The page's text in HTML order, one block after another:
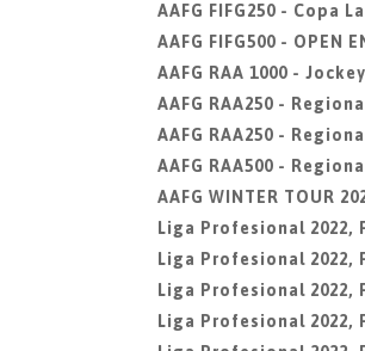
AAFG FIFG250 - Copa
AAFG FIFG500 - OPEN
AAFG RAA 1000 -
AAFG RAA250 -
AAFG RAA250 -
AAFG RAA500 -
AAFG WINTER TOUR
Liga Profesional 2022,
Liga Profesional 2022,
Liga Profesional 2022,
Liga Profesional 2022,